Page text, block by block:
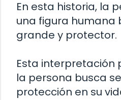
En esta historia, la
una figura humana
grande y protector.
Esta interpretación
la persona busca
protección en su